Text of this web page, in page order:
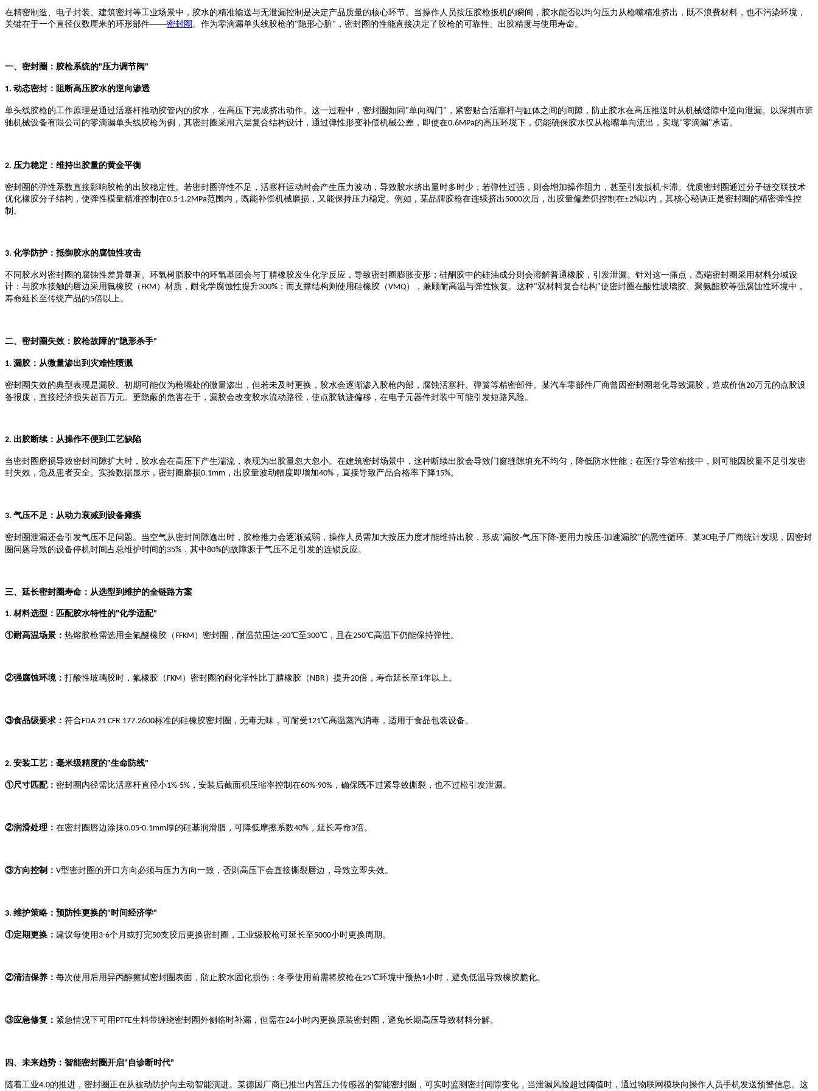
在精密制造、电子封装、建筑密封等工业场景中，胶水的精准输送与无泄漏控制是决定产品质量的核心环节。当操作人员按压胶枪扳机的瞬间，胶水能否以均匀压力从枪嘴精准挤出，既不浪费材料，也不污染环境，
关键在于一个直径仅数厘米的环形部件——密封圈 。作为零滴漏单头线胶枪的" 隐形心脏" ，密封圈的性能直接决定了胶枪的可靠性、出胶精度与使用寿命。
一、密封圈：胶枪系统的"压力调节阀"
1. 动态密封：阻断高压胶水的逆向渗透
单头线胶枪的工作原理是通过活塞杆推动胶管内的胶水，在高压下完成挤出动作。这一过程中，密封圈如同 "单向阀门 " ，紧密贴合活塞杆与缸体之间的间隙，防止胶水在高压推送时从机械缝隙中逆向泄漏。以深圳市班
驰机械设备有限公司的零滴漏单头线胶枪为例，其密封圈采用六层复合结构设计，通过弹性形变补偿机械公差，即使在0.6MPa的高压环境下，仍能确保胶水仅从枪嘴单向流出，实现"零滴漏"承诺。
2. 压力稳定：维持出胶量的黄金平衡
密封圈的弹性系数直接影响胶枪的出胶稳定性。若密封圈弹性不足，活塞杆运动时会产生压力波动，导致胶水挤出量时多时少；若弹性过强，则会增加操作阻力，甚至引发扳机卡滞。优质密封圈通过分子链交联技术
优化橡胶分子结构，使弹性模量精准控制在0.5-1.2MPa范围内，既能补偿机械磨损，又能保持压力稳定。例如，某品牌胶枪在连续挤出 5000次后，出胶量偏差仍控制在±2%以内，其核心秘诀正是密封圈的精密弹性控
制。
3. 化学防护：抵御胶水的腐蚀性攻击
不同胶水对密封圈的腐蚀性差异显著。环氧树脂胶中的环氧基团会与丁腈橡胶发生化学反应，导致密封圈膨胀变形；硅酮胶中的硅油成分则会溶解普通橡胶，引发泄漏。针对这一痛点，高端密封圈采用材料分域设
计：与胶水接触的唇边采用氟橡胶（ FKM ）材质，耐化学腐蚀性提升300% ；而支撑结构则使用硅橡胶（VMQ），兼顾耐高温与弹性恢复。这种"双材料复合结构"使密封圈在酸性玻璃胶、聚氨酯胶等强腐蚀性环境中，
寿命延长至传统产品的5倍以上。
二、密封圈失效：胶枪故障的" 隐形杀手"
1. 漏胶：从微量渗出到灾难性喷溅
密封圈失效的典型表现是漏胶。初期可能仅为枪嘴处的微量渗出，但若未及时更换，胶水会逐渐渗入胶枪内部，腐蚀活塞杆、弹簧等精密部件。某汽车零部件厂商曾因密封圈老化导致漏胶，造成价值20万元的点胶设
备报废，直接经济损失超百万元。更隐蔽的危害在于，漏胶会改变胶水流动路径，使点胶轨迹偏移，在电子元器件封装中可能引发短路风险。
2. 出胶断续：从操作不便到工艺缺陷
当密封圈磨损导致密封间隙扩大时，胶水会在高压下产生湍流，表现为出胶量忽大忽小。在建筑密封场景中，这种断续出胶会导致门窗缝隙填充不均匀，降低防水性能；在医疗导管粘接中，则可能因胶量不足引发密
封失效，危及患者安全。实验数据显示，密封圈磨损0.1mm ，出胶量波动幅度即增加40% ，直接导致产品合格率下降15%。
3. 气压不足：从动力衰减到设备瘫痪
密封圈泄漏还会引发气压不足问题。当空气从密封间隙逸出时，胶枪推力会逐渐减弱，操作人员需加大按压力度才能维持出胶，形成"漏胶-气压下降-更用力按压-加速漏胶"的恶性循环。某3C电子厂商统计发现，因密封
圈问题导致的设备停机时间占总维护时间的35% ，其中80%的故障源于气压不足引发的连锁反应。
三、延长密封圈寿命：从选型到维护的全链路方案
1. 材料选型：匹配胶水特性的"化学适配"
①耐高温场景： 热熔胶枪需选用全氟醚橡胶（ FFKM ）密封圈，耐温范围达-20℃至 300℃，且在250℃高温下仍能保持弹性。
②强腐蚀环境： 打酸性玻璃胶时，氟橡胶（ FKM ）密封圈的耐化学性比丁腈橡胶（ NBR）提升20倍，寿命延长至 1年以上。
③食品级要求： 符合FDA 21 CFR 177.2600标准的硅橡胶密封圈，无毒无味，可耐受121℃高温蒸汽消毒，适用于食品包装设备。
2.安装工艺：毫米级精度的"生命防线"
①尺寸匹配： 密封圈内径需比活塞杆直径小1%-5% ，安装后截面积压缩率控制在60%-90% ，确保既不过紧导致撕裂，也不过松引发泄漏。
②润滑处理： 在密封圈唇边涂抹0.05-0.1mm厚的硅基润滑脂，可降低摩擦系数40% ，延长寿命3倍。
③方向控制： V型密封圈的开口方向必须与压力方向一致，否则高压下会直接撕裂唇边，导致立即失效。
3. 维护策略：预防性更换的"时间经济学"
①定期更换： 建议每使用 3-6个月或打完50支胶后更换密封圈，工业级胶枪可延长至 5000小时更换周期。
②清洁保养： 每次使用后用异丙醇擦拭密封圈表面，防止胶水固化损伤；冬季使用前需将胶枪在25℃环境中预热1小时，避免低温导致橡胶脆化。
③应急修复： 紧急情况下可用 PTFE生料带缠绕密封圈外侧临时补漏，但需在24小时内更换原装密封圈，避免长期高压导致材料分解。
四、未来趋势：智能密封圈开启" 自诊断时代"
随着工业4.0的推进，密封圈正在从被动防护向主动智能演进。某德国厂商已推出内置压力传感器的智能密封圈，可实时监测密封间隙变化，当泄漏风险超过阈值时，通过物联网模块向操作人员手机发送预警信息。这